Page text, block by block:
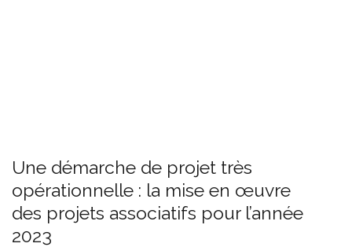
Une démarche de projet très
opérationnelle : la mise en œuvre
des projets associatifs pour l’année
2023